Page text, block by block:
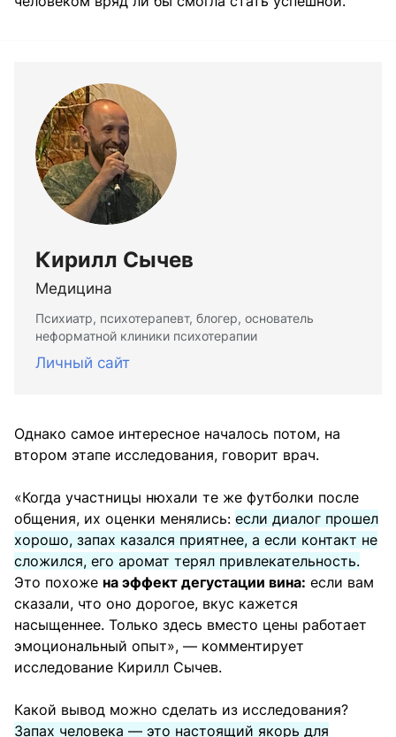
Кирилл Сычев
Медицина
Психиатр, психотерапевт, блогер, основатель
неформатной клиники психотерапии
Личный сайт
Однако самое интересное началось потом, на
втором этапе исследования, говорит врач.
«Когда участницы нюхали те же футболки после
общения, их оценки менялись: если диалог прошел
хорошо, запах казался приятнее, а если контакт не
сложился, его аромат терял привлекательность.
Это похоже на эффект дегустации вина: если вам
сказали, что оно дорогое, вкус кажется
насыщеннее. Только здесь вместо цены работает
эмоциональный опыт», — комментирует
исследование Кирилл Сычев.
Какой вывод можно сделать из исследования?
Запах человека — это настоящий якорь для